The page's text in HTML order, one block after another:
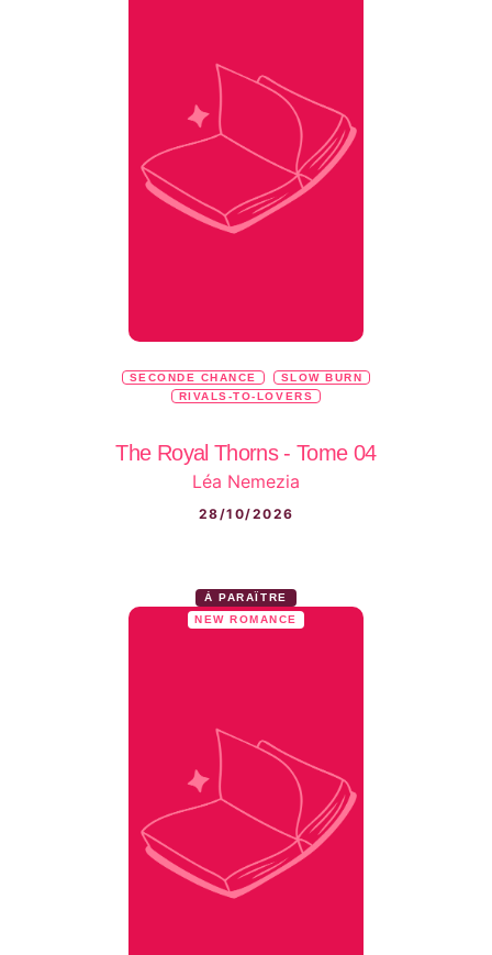
SECONDE CHANCE
SLOW BURN
RIVALS-TO-LOVERS
The Royal Thorns - Tome 04
Léa Nemezia
28/10/2026
À PARAÎTRE
NEW ROMANCE